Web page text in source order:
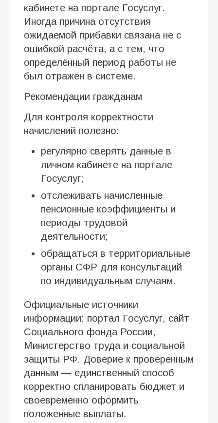
кабинете на портале Госуслуг.
Иногда причина отсутствия
ожидаемой прибавки связана не с
ошибкой расчёта, а с тем, что
определённый период работы не
был отражён в системе.
Рекомендации гражданам
Для контроля корректности
начислений полезно:
регулярно сверять данные в
личном кабинете на портале
Госуслуг;
отслеживать начисленные
пенсионные коэффициенты и
периоды трудовой
деятельности;
обращаться в территориальные
органы СФР для консультаций
по индивидуальным случаям.
Официальные источники
информации: портал Госуслуг, сайт
Социального фонда России,
Министерство труда и социальной
защиты РФ. Доверие к проверенным
данным — единственный способ
корректно спланировать бюджет и
своевременно оформить
положенные выплаты.